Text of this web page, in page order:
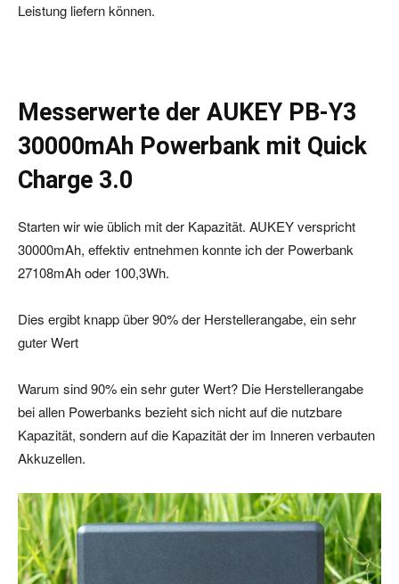
Leistung liefern können.
Messerwerte der AUKEY PB-Y3
30000mAh Powerbank mit Quick
Charge 3.0
Starten wir wie üblich mit der Kapazität. AUKEY verspricht
30000mAh, effektiv entnehmen konnte ich der Powerbank
27108mAh oder 100,3Wh.
Dies ergibt knapp über 90% der Herstellerangabe, ein sehr
guter Wert
Warum sind 90% ein sehr guter Wert? Die Herstellerangabe
bei allen Powerbanks bezieht sich nicht auf die nutzbare
Kapazität, sondern auf die Kapazität der im Inneren verbauten
Akkuzellen.